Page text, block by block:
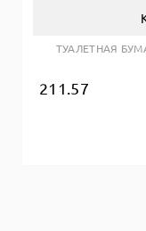
ТУАЛЕТНАЯ
211.57